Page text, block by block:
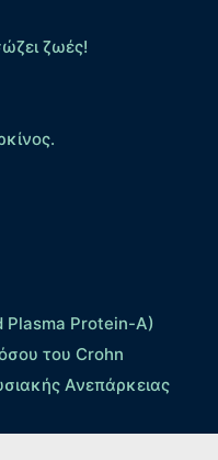
ζωές!
Plasma Protein-A)
του Crohn
Ανεπάρκειας